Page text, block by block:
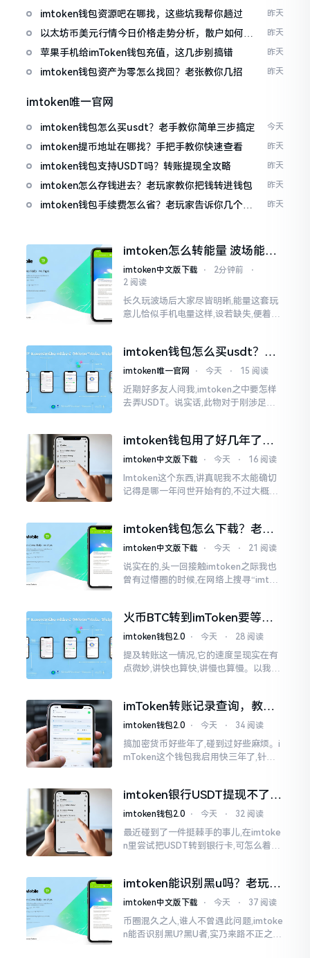
imtoken钱包资源吧在哪找，这些坑我帮你趟过 昨天
以太坊币美元行情今日价格走势分析，散户如何避
免追涨杀跌被套牢
昨天
苹果手机给imToken钱包充值，这几步别搞错 昨天
imtoken钱包资产为零怎么找回？老张教你几招 昨天
imtoken唯一官网
imtoken钱包怎么买usdt？老手教你简单三步搞定 今天
imtoken提币地址在哪找？手把手教你快速查看 昨天
imtoken钱包支持USDT吗？转账提现全攻略 昨天
imtoken怎么存钱进去？老玩家教你把钱转进钱包 昨天
imtoken钱包手续费怎么省？老玩家告诉你几个实
昨天
imtoken怎么转能量 波场能量
转换教程
imtoken中文版下载 ⋅ 2分钟前
⋅
2 阅读
长久玩波场后大家尽皆明晰,能量这套玩
意儿恰似手机电量这样,设若缺失,便着实
imtoken钱包怎么买usdt？老
手教你简单三步搞定
imtoken唯一官网 ⋅ 今天 ⋅ 15 阅读
近期好多友人问我,imtoken之中要怎样
去弄USDT。说实话,此物对于刚涉足币
imtoken钱包用了好几年了，
到底多少年了？
imtoken中文版下载 ⋅ 今天 ⋅ 16 阅读
Imtoken这个东西,讲真呢我不太能确切
记得是哪一年问世开始有的,不过大概在
多快要十年的时间了。
imtoken钱包怎么下载？老用
户告诉你靠谱渠道
imtoken中文版下载 ⋅ 今天 ⋅ 21 阅读
说实在的,头一回接触imtoken之际我也
曾有过懵圈的时候,在网络上搜寻“imtok
火币BTC转到imToken要等多
久？过来人说说真实情况
imtoken钱包2.0 ⋅ 今天 ⋅ 28 阅读
提及转账这一情况,它的速度呈现实在有
点微妙,讲快也算快,讲慢也算慢。以我从
账。可是
imToken转账记录查询，教你
正确查看方法
imtoken钱包2.0 ⋅ 今天 ⋅ 34 阅读
搞加密货币好些年了,碰到过好些麻烦。i
mToken这个钱包我启用快三年了,针对
我也疑惑过一阵子
imtoken银行USDT提现不了？
这几个法子能帮你搞定
imtoken钱包2.0 ⋅ 今天 ⋅ 32 阅读
最近碰到了一件挺棘手的事儿,在imtoke
n里尝试把USDT转到银行卡,可怎么着都
么时长
imtoken能识别黑u吗？老玩家
告诉你真相
imtoken中文版下载 ⋅ 今天 ⋅ 37 阅读
币圈混久之人,谁人不曾遇此问题,imtoke
n能否识别黑U?黑U者,实乃来路不正之钱